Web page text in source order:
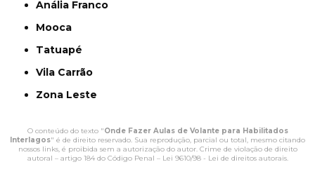
Anália Franco
Mooca
Tatuapé
Vila Carrão
Zona Leste
O conteúdo do texto "Onde Fazer Aulas de Volante para Habilitados
Interlagos" é de direito reservado. Sua reprodução, parcial ou total, mesmo citando
nossos links, é proibida sem a autorização do autor. Crime de violação de direito
autoral – artigo 184 do Código Penal – Lei 9610/98 - Lei de direitos autorais.